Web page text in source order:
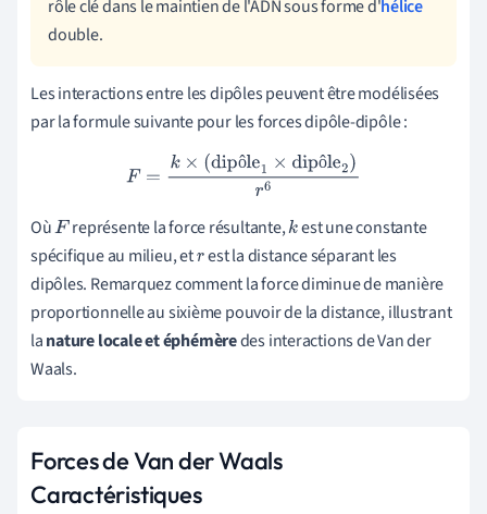
rôle clé dans le maintien de l'ADN sous forme d'hélice
double.
Les interactions entre les dipôles peuvent être modélisées
par la formule suivante pour les forces dipôle-dipôle :
ô ô
F =k ×(dipôle1×dipôle2)r6
OùF représente la force résultante,kest une constante
spécifique au milieu, etr est la distance séparant les
dipôles. Remarquez comment la force diminue de manière
proportionnelle au sixième pouvoir de la distance, illustrant
lanature locale et éphémèredes interactions de Van der
Waals.
Forces de Van der Waals
Caractéristiques